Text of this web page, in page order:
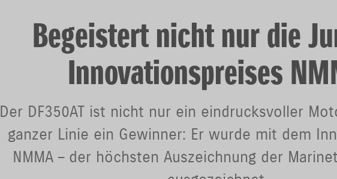
Begeistert nicht nur die
Innovationspreises
Der DF350AT ist nicht nur ein eindrucksvoller
ganzer Linie ein Gewinner: Er wurde mit dem
NMMA – der höchsten Auszeichnung der